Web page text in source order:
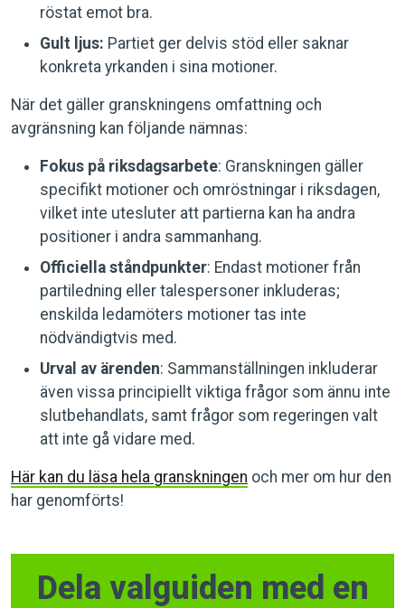
röstat emot bra.
Gult ljus: Partiet ger delvis stöd eller saknar
konkreta yrkanden i sina motioner.
När det gäller granskningens omfattning och
avgränsning kan följande nämnas:
Fokus på riksdagsarbete: Granskningen gäller
specifikt motioner och omröstningar i riksdagen,
vilket inte utesluter att partierna kan ha andra
positioner i andra sammanhang.
Officiella ståndpunkter: Endast motioner från
partiledning eller talespersoner inkluderas;
enskilda ledamöters motioner tas inte
nödvändigtvis med.
Urval av ärenden: Sammanställningen inkluderar
även vissa principiellt viktiga frågor som ännu inte
slutbehandlats, samt frågor som regeringen valt
att inte gå vidare med.
Här kan du läsa hela granskningen och mer om hur den
har genomförts!
Dela valguiden med en